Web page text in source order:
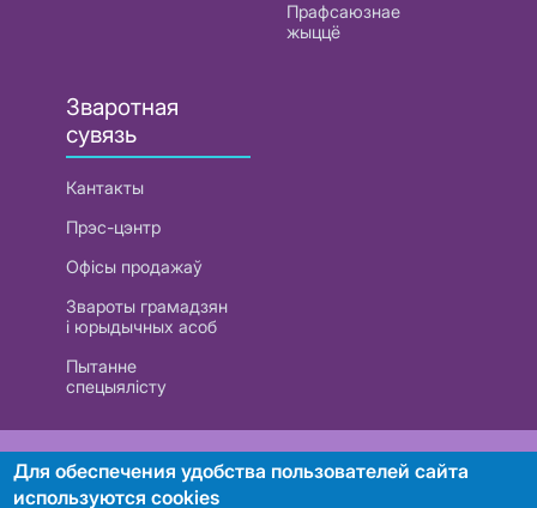
Прафсаюзнае
жыццё
Зваротная
сувязь
Кантакты
Прэс-цэнтр
Офісы продажаў
Звароты грамадзян
і юрыдычных асоб
Пытанне
спецыялісту
РУП «Белтэлекам». УНП 101007741
Для обеспечения удобства пользователей сайта
используются cookies